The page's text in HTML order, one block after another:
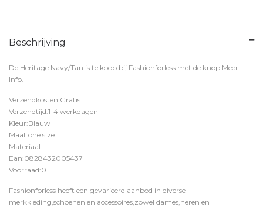
Beschrijving
De Heritage Navy/Tan is te koop bij Fashionforless met de knop Meer
Info.
Verzendkosten:Gratis
Verzendtijd:1-4 werkdagen
Kleur:Blauw
Maat:one size
Materiaal:
Ean:0828432005437
Voorraad:0
Fashionforless heeft een gevarieerd aanbod in diverse
merkkleding,schoenen en accessoires,zowel dames,heren en